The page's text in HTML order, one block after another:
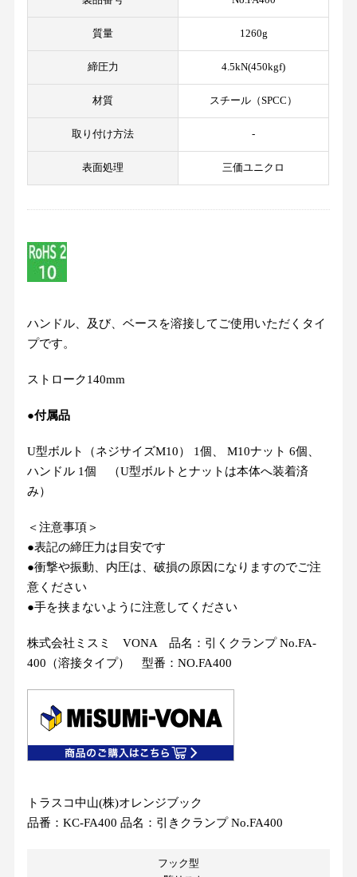
質量 1260g
締圧力 4.5kN(450kgf)
材質 スチール（SPCC）
取り付け方法 -
表面処理 三価ユニクロ
ハンドル、及び、ベースを溶接してご使用いただくタイ
プです。
ストローク140mm
●付属品
U型ボルト（ネジサイズM10） 1個、 M10ナット 6個、
ハンドル 1個 （U型ボルトとナットは本体へ装着済
み）
＜注意事項＞
●​表​記​の​締​圧​力​は​目​安​で​す
​●​衝​撃​や​振​動​、​内​圧​は​、​破​損​の​原​因​に​な​り​ま​す​の​で​ご​注​
意​く​だ​さ​い
​●​手​を​挟​ま​な​い​よ​う​に​注​意​し​て​く​だ​さ​い
株式会社ミスミ VONA 品名：引くクランプ No.FA-
400（溶接タイプ） 型番：NO.FA400
トラスコ中山(株)オレンジブック
品番：KC-FA400 品名：引きクランプ No.FA400
フック型